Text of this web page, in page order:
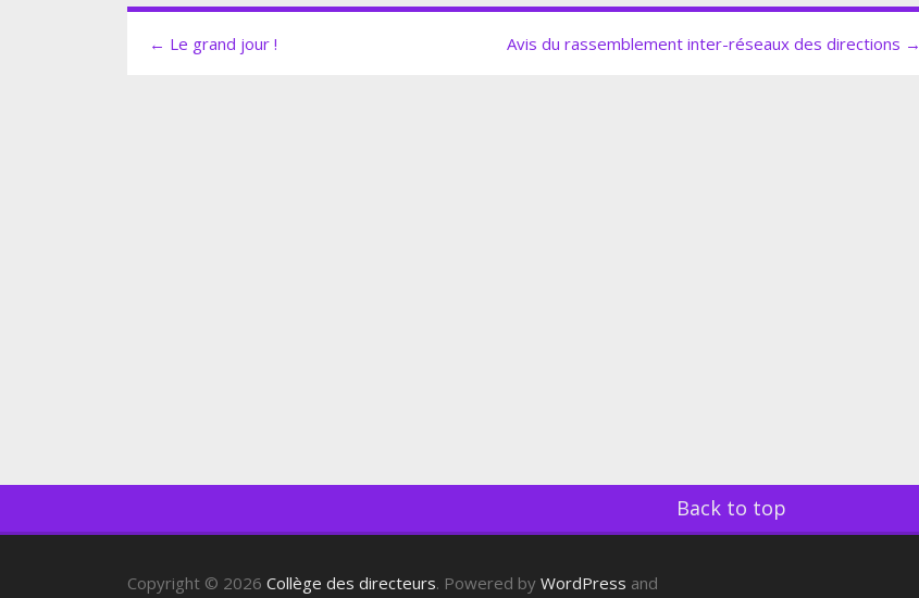
← Le grand jour ! Avis du rassemblement inter-réseaux des directions →
Back to top
Copyright © 2026 Collège des directeurs. Powered by WordPress and